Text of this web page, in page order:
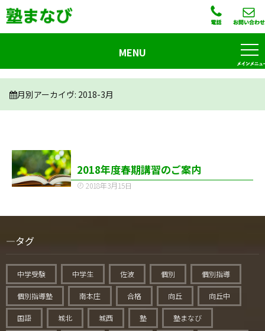
月別アーカイヴ: 2018-3月
2018年度春期講習のご案内
2018年3月15日
タグ
中学受験 中学生 佐波 個別 個別指導
個別指導塾 南本庄 合格 向丘 向丘中
国語 城北 城西 塾 塾まなび
MENU